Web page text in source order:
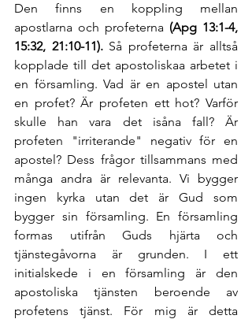
Den finns en koppling mellan
apostlarna och profeterna (Apg 13:1-4,
15:32, 21:10-11). Så profeterna är alltså
kopplade till det apostoliskaa arbetet i
en församling. Vad är en apostel utan
en profet? Är profeten ett hot? Varför
skulle han vara det isåna fall? Är
profeten "irriterande" negativ för en
apostel? Dess frågor tillsammans med
många andra är relevanta. Vi bygger
ingen kyrka utan det är Gud som
bygger sin församling. En församling
formas utifrån Guds hjärta och
tjänstegåvorna är grunden. I ett
initialskede i en församling är den
apostoliska tjänsten beroende av
profetens tjänst. För mig är detta